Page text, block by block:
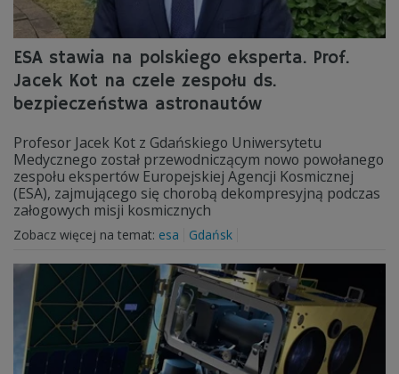
ESA stawia na polskiego eksperta. Prof.
Jacek Kot na czele zespołu ds.
bezpieczeństwa astronautów
Profesor Jacek Kot z Gdańskiego Uniwersytetu
Medycznego został przewodniczącym nowo powołanego
zespołu ekspertów Europejskiej Agencji Kosmicznej
(ESA), zajmującego się chorobą dekompresyjną podczas
załogowych misji kosmicznych
Zobacz więcej na temat: esa Gdańsk